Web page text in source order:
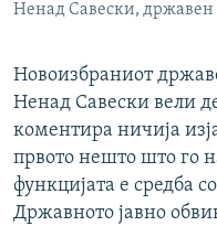
Ненад Савески, државен
Новоизбраниот
Ненад Савески вели
коментира ничија
првото нешто што го
функцијата е средба
Државното јавно